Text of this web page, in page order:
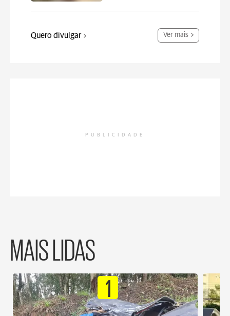
Quero divulgar Ver mais
PUBLICIDADE
MAIS LIDAS
1